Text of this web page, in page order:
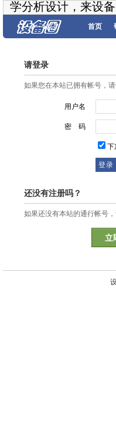
学分析设计，来设
首页
请登录
如果您在本站已拥有帐号，
用户名
密 码
下
还没有注册吗？
如果还没有本站的通行帐号
立